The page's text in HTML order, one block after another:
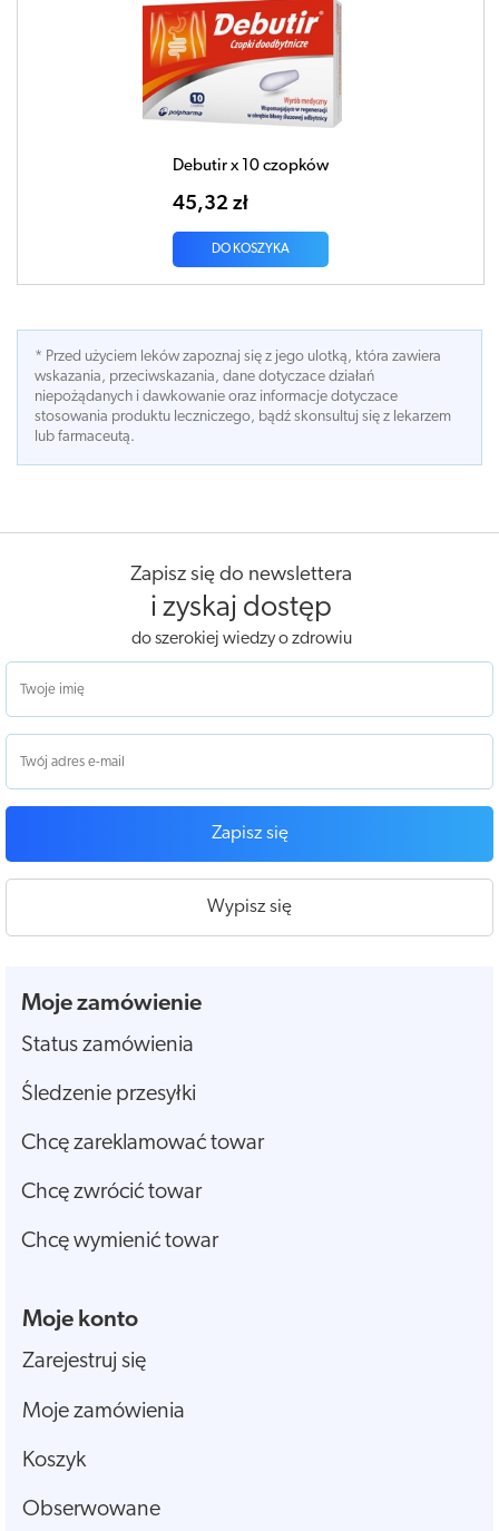
Debutir x 10 czopków
45,32 zł
DO KOSZYKA
* Przed użyciem leków zapoznaj się z jego ulotką, która zawiera
wskazania, przeciwskazania, dane dotyczace działań
niepożądanych i dawkowanie oraz informacje dotyczace
stosowania produktu leczniczego, bądź skonsultuj się z lekarzem
lub farmaceutą.
Zapisz się do newslettera
i zyskaj dostęp
do szerokiej wiedzy o zdrowiu
Zapisz się
Wypisz się
Moje zamówienie
Status zamówienia
Śledzenie przesyłki
Chcę zareklamować towar
Chcę zwrócić towar
Chcę wymienić towar
Moje konto
Zarejestruj się
Moje zamówienia
Koszyk
Obserwowane